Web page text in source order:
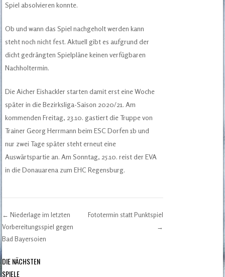
Spiel absolvieren konnte.
Ob und wann das Spiel nachgeholt werden kann
steht noch nicht fest. Aktuell gibt es aufgrund der
dicht gedrängten Spielpläne keinen verfügbaren
Nachholtermin.
Die Aicher Eishackler starten damit erst eine Woche
später in die Bezirksliga-Saison 2020/21. Am
kommenden Freitag, 23.10. gastiert die Truppe von
Trainer Georg Herrmann beim ESC Dorfen 1b und
nur zwei Tage später steht erneut eine
Auswärtspartie an. Am Sonntag, 25.10. reist der EVA
in die Donauarena zum EHC Regensburg.
Post navigation
← Niederlage im letzten
Vorbereitungsspiel gegen
Bad Bayersoien
Fototermin statt Punktspiel
→
DIE NÄCHSTEN
SPIELE